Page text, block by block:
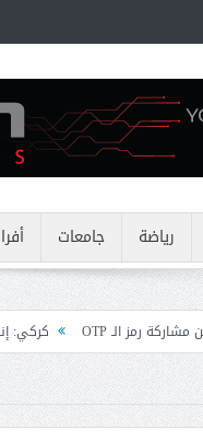
رياضة جامعات
كركي: إنذارات وفسخ عقود مع